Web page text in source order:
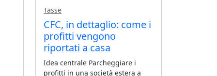
Tasse
CFC, in dettaglio: come i
profitti vengono
riportati a casa
Idea centrale Parcheggiare i
profitti in una società estera a